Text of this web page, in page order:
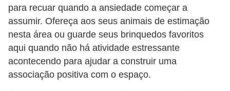
para recuar quando a ansiedade começar a
assumir. Ofereça aos seus animais de estimação
nesta área ou guarde seus brinquedos favoritos
aqui quando não há atividade estressante
acontecendo para ajudar a construir uma
associação positiva com o espaço.
a
ç
ã
o
e